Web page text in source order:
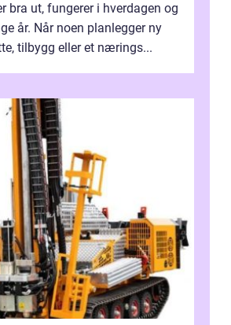
bra ut, fungerer i hverdagen og
år. Når noen planlegger ny
tilbygg eller et nærings...